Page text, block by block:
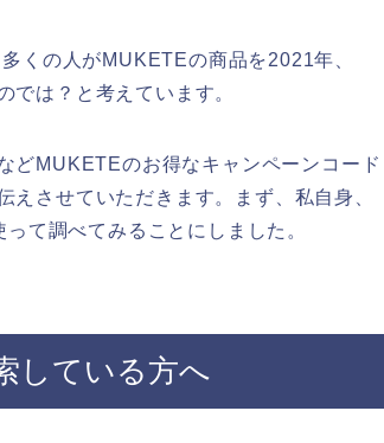
くの人がMUKETEの商品を2021年、
は？と考えています。
どMUKETEのお得なキャンペーンコード
させていただきます。まず、私自身、
て調べてみることにしました。
している方へ